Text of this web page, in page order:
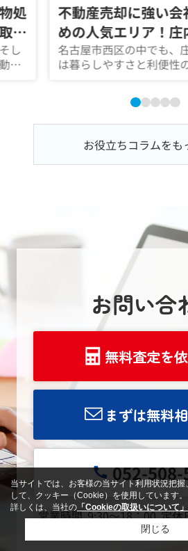
処
を
し
産
不動産売却に強い会
めの人気エリア！庄
が魅力的な理由とは
名古屋市西区の中でも、
は暮らしやすさと利便性
お役立ちコラムをも
お問い合
無料査定を
まずは無料
052-508-
営業時間 9:30～18：00 定休
当サイトでは、お客様の当サイト利用状況把
して、クッキー（Cookie）を使用しています。
詳しくは、当社の 「Cookieの取扱いについて」
閉じる